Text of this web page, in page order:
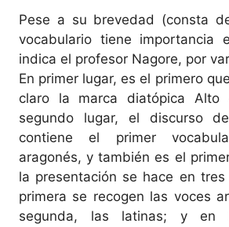
Pese a su brevedad (consta
vocabulario tiene importancia
indica el profesor Nagore, por
En primer lugar, es el primero
claro la marca diatópica Alto
segundo lugar, el discurso
contiene el primer
aragonés, y también es el
la presentación se hace en
primera se recogen las voces
segunda, las latinas; y en